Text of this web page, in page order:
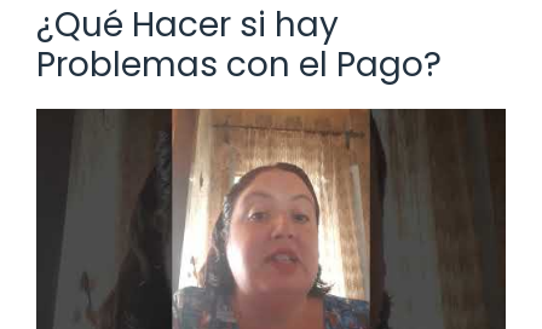
¿Qué Hacer si hay
Problemas con el Pago?